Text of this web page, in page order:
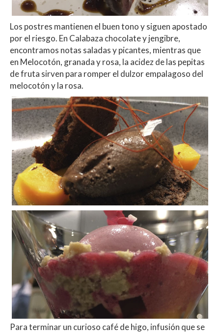
Los postres mantienen el buen tono y siguen apostado
por el riesgo. En Calabaza chocolate y jengibre,
encontramos notas saladas y picantes, mientras que
en Melocotón, granada y rosa, la acidez de las pepitas
de fruta sirven para romper el dulzor empalagoso del
melocotón y la rosa.
Para terminar un curioso café de higo, infusión que se